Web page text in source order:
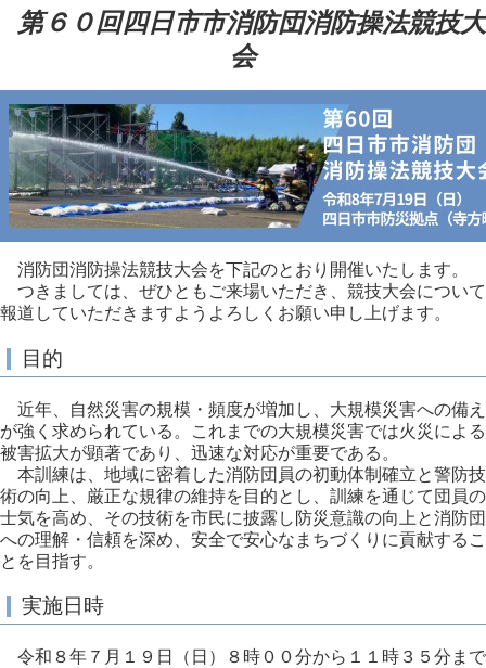
第６０回四日市市消防団消防操法競技大
会
消防団消防操法競技大会を下記のとおり開催いたします。
つきましては、ぜひともご来場いただき、競技大会について
報道していただきますようよろしくお願い申し上げます。
目的
近年、自然災害の規模・頻度が増加し、大規模災害への備え
が強く求められている。これまでの大規模災害では火災による
被害拡大が顕著であり、迅速な対応が重要である。
本訓練は、地域に密着した消防団員の初動体制確立と警防技
術の向上、厳正な規律の維持を目的とし、訓練を通じて団員の
士気を高め、その技術を市民に披露し防災意識の向上と消防団
への理解・信頼を深め、安全で安心なまちづくりに貢献するこ
とを目指す。
実施日時
令和８年７月１９日（日）８時００分から１１時３５分まで